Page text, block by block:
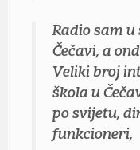
Radio sam
Čečavi, a
Veliki broj
škola u
po svijetu,
funkcioneri,